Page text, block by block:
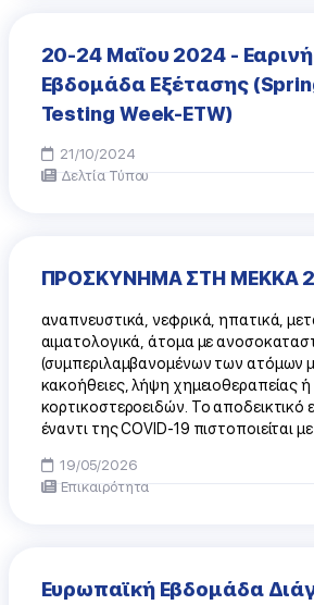
20-24 Μαΐου 2024 -
Εβδομάδα Εξέτασης
Testing Week-ETW)
21/10/2024
Δελτία Τύπου
ΠΡΟΣΚΥΝΗΜΑ ΣΤΗ ΜΕΚΚΑ
αναπνευστικά, νεφρικά, ηπατικά,
αιματολογικά, άτομα με
(συμπεριλαμβανομένων των ατόμων
κακοήθειες, λήψη χημειοθεραπείας ή
κορτικοστεροειδών. Το αποδεικτικό
έναντι της COVID-19 πιστοποιείται με
19/05/2026
Επικαιρότητα
Ευρωπαϊκή Εβδομάδα